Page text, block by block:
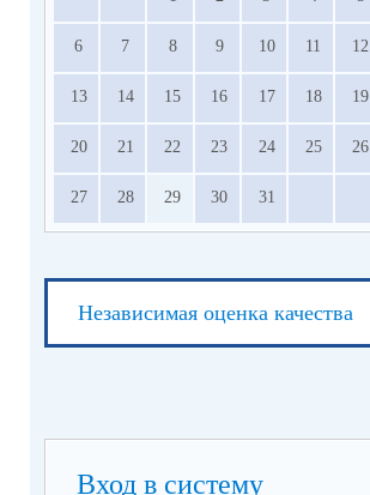
6 7 8 9 10 11 12
13 14 15 16 17 18 19
20 21 22 23 24 25 26
27 28 29 30 31
Независимая оценка качества
Вход в систему